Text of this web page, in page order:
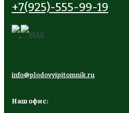
+7(925)-555-99-19
info@plodovyipitomnik.ru
Наш офис: